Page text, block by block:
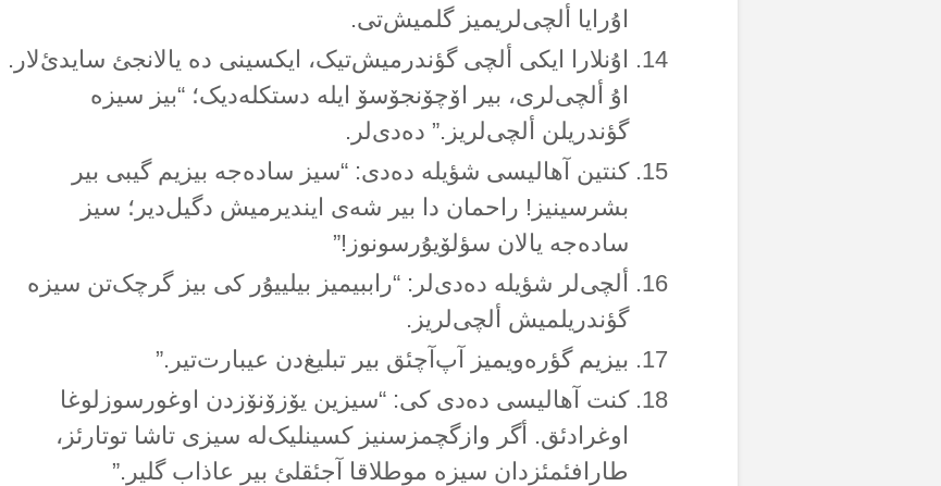
اۇرایا ألچی‌لریمیز گلمیش‌تی.
اۇنلارا ایکی ألچی گؤندرمیش‌تیک، ایکسینی دە یالانجئ سایدئ‌لار.
اۇ ألچی‌لری، بیر اۆچۆنجۆسۆ ایلە دستکلەدیک؛ “بیز سیزە
گؤندریلن ألچی‌لریز.” دەدی‌لر.
کنتین آهالیسی شؤیلە دەدی: “سیز سادەجە بیزیم گیبی بیر
بشرسینیز! راحمان دا بیر شەی ایندیرمیش دگیل‌دیر؛ سیز
سادەجە یالان سؤلۆیۇرسونوز!”
ألچی‌لر شؤیلە دەدی‌لر: “راببیمیز بیلییۇر کی بیز گرچک‌تن سیزە
گؤندریلمیش ألچی‌لریز.
بیزیم گؤرەویمیز آپ‌آچئق بیر تبلیغ‌دن عیبارت‌تیر.”
کنت آهالیسی دەدی کی: “سیزین یۆزۆنۆزدن اوغورسوزلوغا
اوغرادئق. أگر وازگچمزسنیز کسینلیک‌لە سیزی تاشا توتارئز،
طارافئمئزدان سیزە موطلاقا آجئقلئ بیر عاذاب گلیر.”